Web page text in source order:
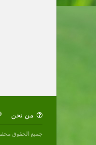
من نحن
جميع الحقوق محفوظة